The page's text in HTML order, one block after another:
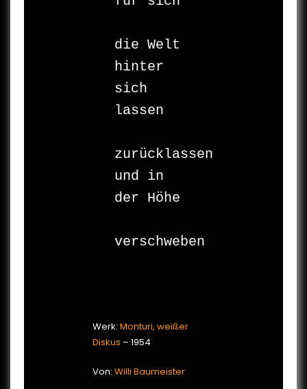
die Welt
hinter
sich
lassen
zurücklassen
und in
der Höhe
verschweben
Werk: Monturi, weißer
Diskus – 1954
Von: Willi Baumeister